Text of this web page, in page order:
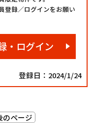
登録／ログインをお願い
・ログイン
登録日：2024/1/24
のページ